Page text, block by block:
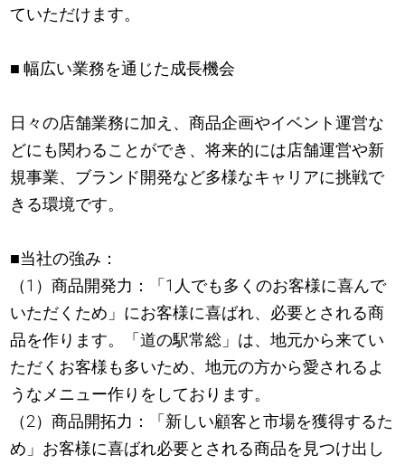
ていただけます。
■ 幅広い業務を通じた成長機会
日々の店舗業務に加え、商品企画やイベント運営な
どにも関わることができ、将来的には店舗運営や新
規事業、ブランド開発など多様なキャリアに挑戦で
きる環境です。
■当社の強み：
（1）商品開発力：「1人でも多くのお客様に喜んで
いただくため」にお客様に喜ばれ、必要とされる商
品を作ります。「道の駅常総」は、地元から来てい
ただくお客様も多いため、地元の方から愛されるよ
うなメニュー作りをしております。
（2）商品開拓力：「新しい顧客と市場を獲得するた
め」お客様に喜ばれ必要とされる商品を見つけ出し